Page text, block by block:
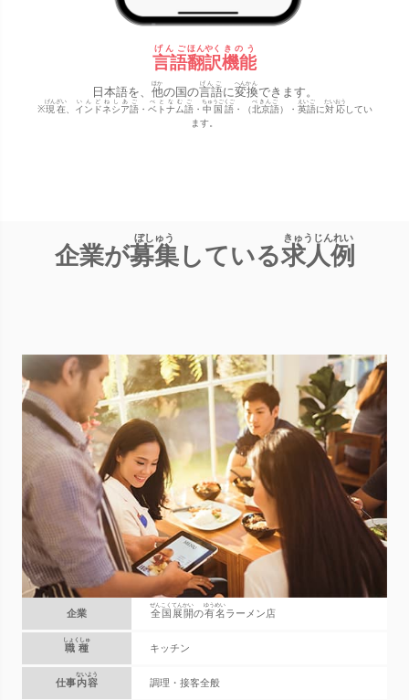
言語
げんご
翻訳
ほんやく
機能
きのう
日本語を、 他
ほか
の国の言語
げんご
に変換
へんかん
できます。
※現在
げんざい
インドネシア語
いんどねしあご
・ ベトナム語
べとなむご
・ 中国語
ちゅうごくご
・（北京語
ぺきんご
）・ 英語
えいご
に対応
たいおう
してい
ます。
企業が募集している求人例
企業 全国展開
ぜんこくてんかい
の有名
ゆうめい
ラーメン店
職種
しょくしゅ
キッチン
仕事内容
ないよう
調理・接客全般